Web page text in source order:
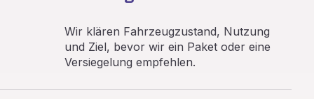
Wir klären Fahrzeugzustand, Nutzung
und Ziel, bevor wir ein Paket oder eine
Versiegelung empfehlen.